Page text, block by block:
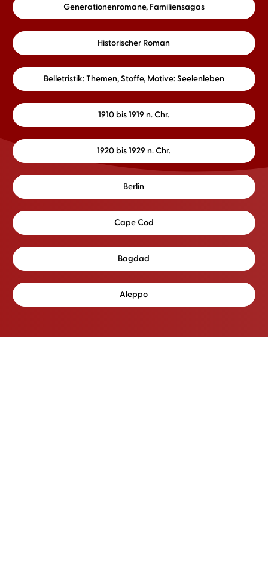
Generationenromane, Familiensagas
Historischer Roman
Belletristik: Themen, Stoffe, Motive: Seelenleben
1910 bis 1919 n. Chr.
1920 bis 1929 n. Chr.
Berlin
Cape Cod
Bagdad
Aleppo